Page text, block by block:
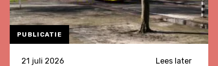
PUBLICATIE
21 juli 2026 Lees later